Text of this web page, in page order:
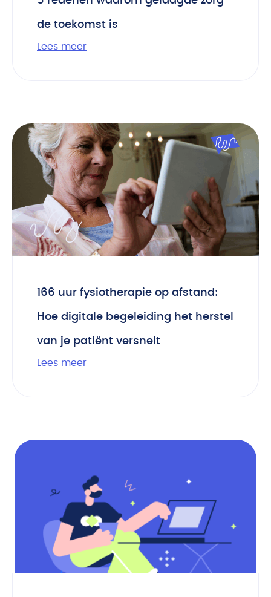
de toekomst is
Lees meer
166 uur fysiotherapie op afstand:
Hoe digitale begeleiding het herstel
van je patiënt versnelt
Lees meer